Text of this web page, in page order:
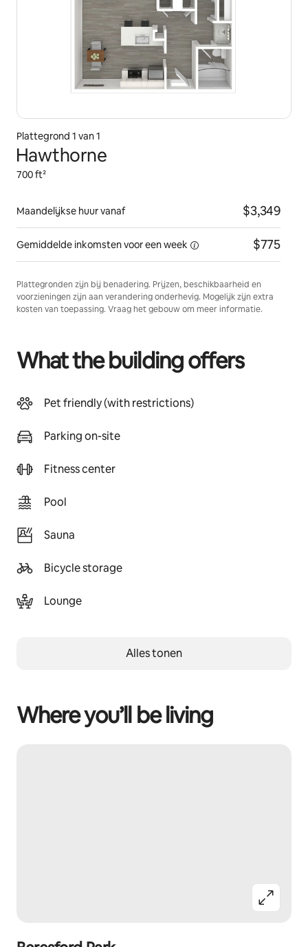
Plattegrond 1 van 1
Hawthorne
700 ft²
Maandelijkse huur vanaf $3,349
Gemiddelde inkomsten vooreen week $775
Plattegronden zijn bij benadering. Prijzen, beschikbaarheid en
voorzieningen zijn aan verandering onderhevig. Mogelijk zijn extra
kosten van toepassing. Vraag het gebouw om meer informatie.
What the building offers
Pet friendly (with restrictions)
Parking on-site
Fitness center
Pool
Sauna
Bicycle storage
Lounge
Alles tonen
Where you’ll be living